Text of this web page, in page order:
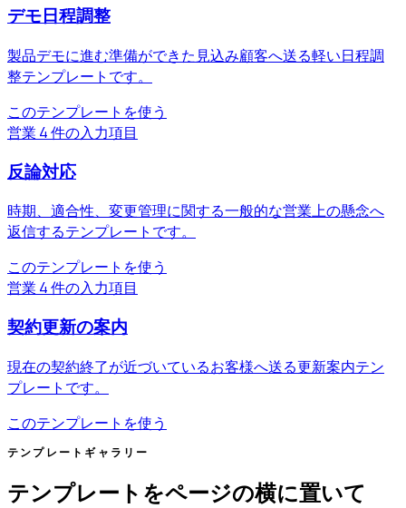
デモ日程調整
製品デモに進む準備ができた見込み顧客へ送る軽い日程調
整テンプレートです。
このテンプレートを使う
営業 4 件の入力項目
反論対応
時期、適合性、変更管理に関する一般的な営業上の懸念へ
返信するテンプレートです。
このテンプレートを使う
営業 4 件の入力項目
契約更新の案内
現在の契約終了が近づいているお客様へ送る更新案内テン
プレートです。
このテンプレートを使う
テンプレートギャラリー
テンプレートをページの横に置いて